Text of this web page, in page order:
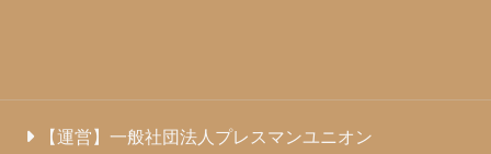
【運営】一般社団法人プレスマンユニオン